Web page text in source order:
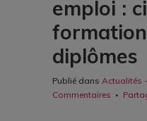
emploi :
diplômes
Publié dans Actualités
Commentaires